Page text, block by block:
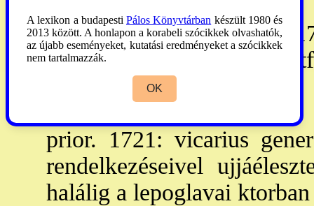
lepoglavai ktorban tanár,
horvát választó kápt-on
lepoglavai tp-ot. 1712.
tart. kormányzását,
prior. 1721: vicarius
rendelkezéseivel
halálig a lepoglavai
A lexikon a budapesti Pálos Könyvtárban készült 1980 és
2013 között. A honlapon a korabeli szócikkek olvashatók,
az újabb eseményeket, kutatási eredményeket a szócikkek
nem tartalmazzák.
OK